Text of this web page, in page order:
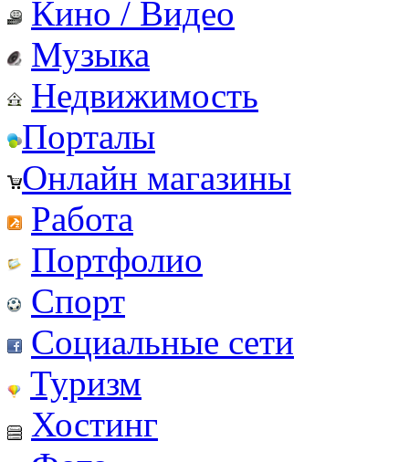
Кино / Видео
Музыка
Недвижимость
Порталы
Онлайн магазины
Работа
Портфолио
Спорт
Социальные сети
Туризм
Хостинг